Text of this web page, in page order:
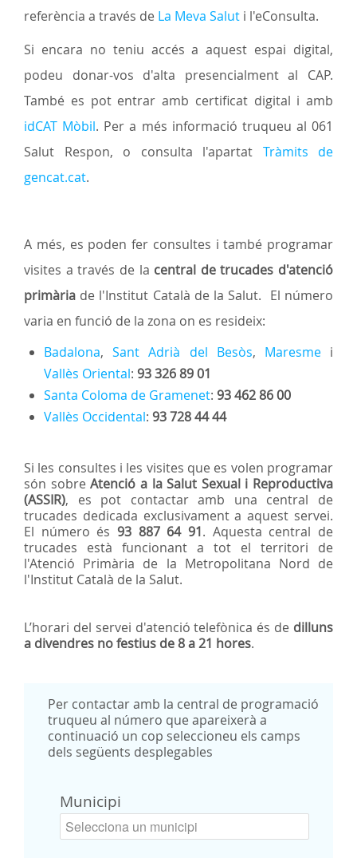
referència a través de La Meva Salut i l'eConsulta.
Si encara no teniu accés a aquest espai digital,
podeu donar-vos d'alta presencialment al CAP.
També es pot entrar amb certificat digital i amb
idCAT Mòbil. Per a més informació truqueu al 061
Salut Respon, o consulta l'apartat Tràmits de
gencat.cat.
A més, es poden fer consultes i també programar
visites a través de la central de trucades d'atenció
primària de l'Institut Català de la Salut. El número
varia en funció de la zona on es resideix:
Badalona,Sant Adrià del Besòs, Maresmei
Vallès Oriental: 93 326 89 01
Santa Coloma de Gramenet: 93 462 86 00
Vallès Occidental: 93 728 44 44
Si les consultes i les visites que es volen programar
són sobreAtenció a la Salut Sexual i Reproductiva
(ASSIR), es pot contactar amb una central de
trucades dedicada exclusivament a aquest servei.
El número és 93 887 64 91. Aquesta central de
trucades està funcionant a tot el territori de
l'Atenció Primària de la Metropolitana Nord de
l'Institut Català de la Salut.
L’horari del servei d'atenció telefònica és de dilluns
a divendres no festius de 8 a 21 hores.
Per contactar amb la central de programació
truqueu al número que apareixerà a
continuació un cop seleccioneu els camps
dels següents desplegables
Municipi